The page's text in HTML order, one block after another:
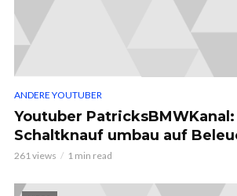
ANDERE YOUTUBER
Youtuber PatricksBMWKanal:
Schaltknauf umbau auf
261 views 1 min read